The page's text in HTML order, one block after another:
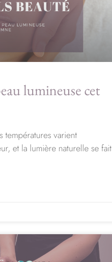
lumineuse cet
températures varient
et la lumière naturelle se fait